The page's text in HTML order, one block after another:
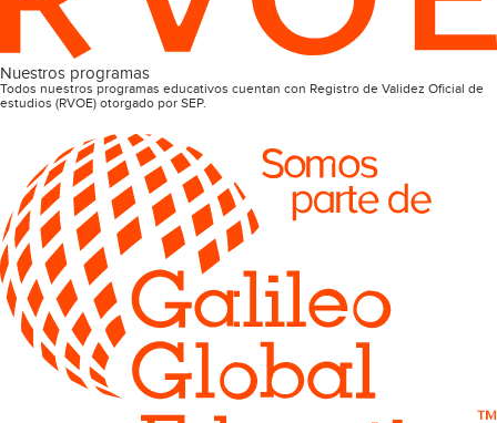
Nuestros programas
Todos nuestros programas educativos cuentan con Registro de Validez Oficial de
estudios (RVOE) otorgado por SEP.